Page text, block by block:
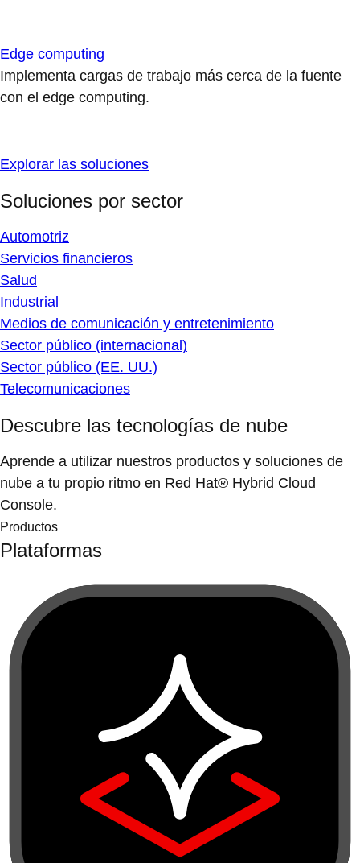
Edge computing
Implementa cargas de trabajo más cerca de la fuente
con el edge computing.
Explorar las soluciones
Soluciones por sector
Automotriz
Servicios financieros
Salud
Industrial
Medios de comunicación y entretenimiento
Sector público (internacional)
Sector público (EE. UU.)
Telecomunicaciones
Descubre las tecnologías de nube
Aprende a utilizar nuestros productos y soluciones de
nube a tu propio ritmo en Red Hat® Hybrid Cloud
Console.
Productos
Plataformas